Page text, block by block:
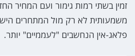
זמין בשתי רמות גימור ועם המחיר
משמעותית לא רק מול המתחרים
פלאג-אין הנחשבים "לעממיים" יותר.